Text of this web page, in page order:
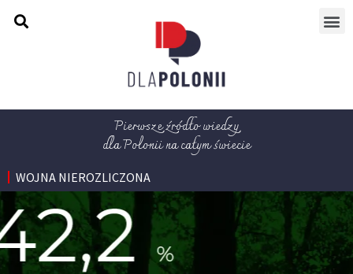
Pierwsze źródło wiedzy
dla Polonii na całym świecie
WOJNA NIEROZLICZONA